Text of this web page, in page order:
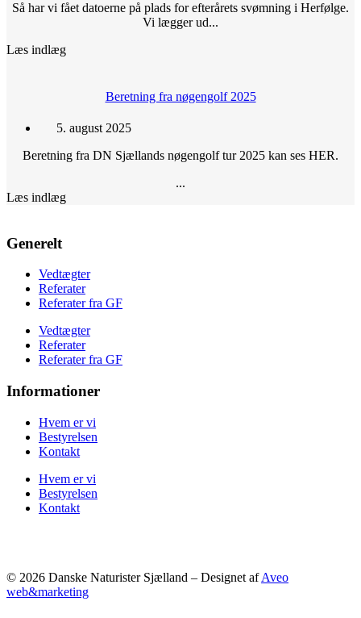
Så har vi fået datoerne på plads for efterårets svømning i Herfølge.
Vi lægger ud...
Læs indlæg
Beretning fra nøgengolf 2025
5. august 2025
Beretning fra DN Sjællands nøgengolf tur 2025 kan ses HER.
...
Læs indlæg
Generelt
Vedtægter
Referater
Referater fra GF
Vedtægter
Referater
Referater fra GF
Informationer
Hvem er vi
Bestyrelsen
Kontakt
Hvem er vi
Bestyrelsen
Kontakt
© 2026 Danske Naturister Sjælland – Designet afAveo
web&marketing